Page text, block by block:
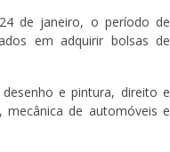
de janeiro, o período de
em adquirir bolsas de
e pintura, direito e
mecânica de automóveis e